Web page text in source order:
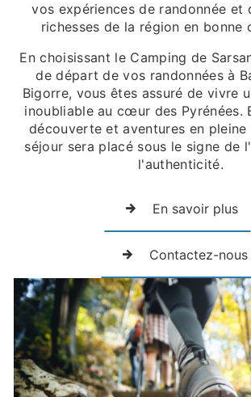
vos expériences de randonnée et
richesses de la région en bonne
En choisissant le Camping de
de départ de vos randonnées à
Bigorre, vous êtes assuré de vivre
inoubliable au cœur des Pyrénées.
découverte et aventures en
séjour sera placé sous le signe de
l'authenticité.
En savoir plus
Contactez-nous